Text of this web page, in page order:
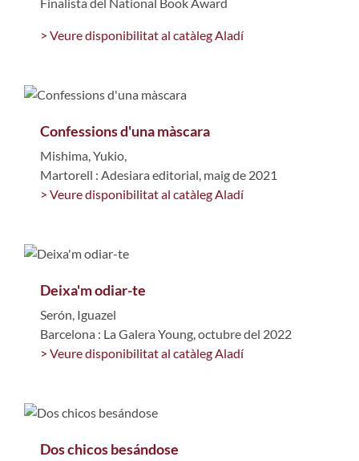
> Veure disponibilitat al catàleg Aladí
Confessions d'una màscara
Mishima, Yukio,
Martorell : Adesiara editorial, maig de 2021
> Veure disponibilitat al catàleg Aladí
Deixa'm odiar-te
Serón, Iguazel
Barcelona : La Galera Young, octubre del 2022
> Veure disponibilitat al catàleg Aladí
Dos chicos besándose